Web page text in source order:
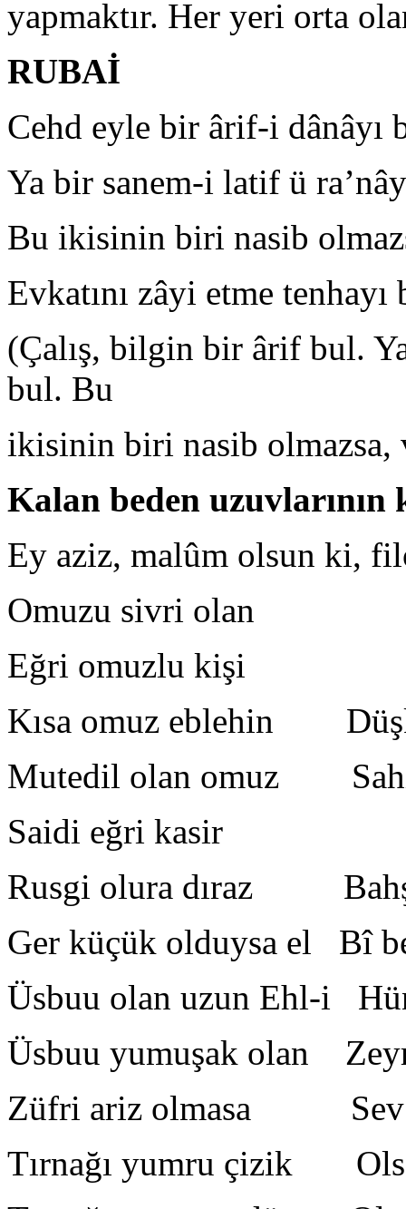
yapmaktır. Her yeri orta
RUBAİ
Cehd eyle bir ârif-i dânâyı
Ya bir sanem-i latif ü
Bu ikisinin biri nasib
Evkatını zâyi etme tenhayı
(Çalış, bilgin bir ârif bul.
bul. Bu
ikisinin biri nasib olmazsa,
Kalan beden
Ey aziz, malûm olsun ki,
Omuzu sivri olan
Eğri omuzlu kişi
Kısa omuz eblehin
Mutedil olan omuz
Saidi eğri kasir
Rusgi olura dıraz
Ger küçük olduysa el Bî
Üsbuu olan uzun Ehl-i
Üsbuu yumuşak olan
Züfri ariz olmasa Sev
Tırnağı yumru çizik